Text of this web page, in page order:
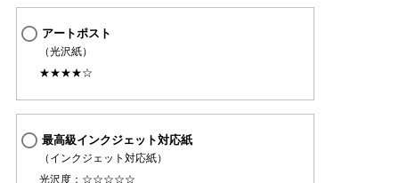
アートポスト
（光沢紙）
★★★★☆
最高級インクジェット対応紙
（インクジェット対応紙）
光沢度：☆☆☆☆☆